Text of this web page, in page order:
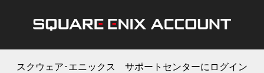
スクウェア･エニックス サポートセンターにログイン